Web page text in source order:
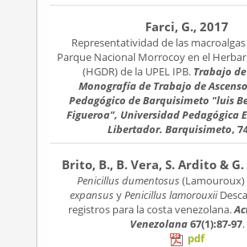
Farci, G., 2017
Representatividad de las
Parque Nacional Morrocoy en el
(HGDR) de la UPEL IPB. Trabajo
Monografía de Trabajo de
Pedagógico de Barquisimeto "luis
Figueroa", Universidad Pedagógica
Libertador. Barquisimeto,
Brito, B., B. Vera, S. Ardito &
Penicillus dumentosus (Lamouroux)
expansus yPenicillus lamorouxii
registros para la costa venezolana.
Venezolana67(1):87-97.
pdf